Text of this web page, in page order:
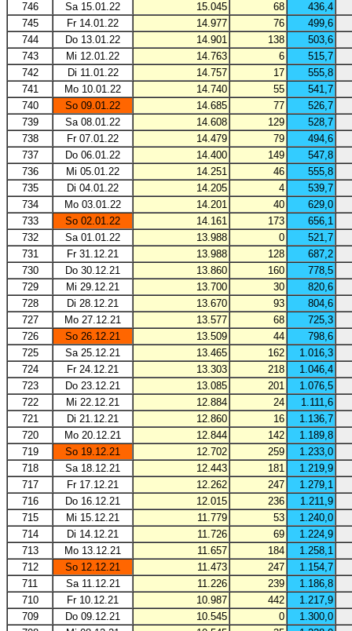
746
Sa 15.01.22 15.045 68
436,4
745
Fr 14.01.22 14.977 76
499,6
744
Do 13.01.22 14.901 138
503,6
743
Mi 12.01.22 14.763 6
515,7
742
Di 11.01.22 14.757 17
555,8
741
Mo 10.01.22 14.740 55
541,7
740
So 09.01.22 14.685 77
526,7
739
Sa 08.01.22 14.608 129
528,7
738
Fr 07.01.22 14.479 79
494,6
737
Do 06.01.22 14.400 149
547,8
736
Mi 05.01.22 14.251 46
555,8
735
Di 04.01.22 14.205 4
539,7
734
Mo 03.01.22 14.201 40
629,0
733
So 02.01.22 14.161 173
656,1
732
Sa 01.01.22 13.988 0
521,7
731
Fr 31.12.21 13.988 128
687,2
730
Do 30.12.21 13.860 160
778,5
729
Mi 29.12.21 13.700 30
820,6
728
Di 28.12.21 13.670 93
804,6
727
Mo 27.12.21 13.577 68
725,3
726
So 26.12.21 13.509 44
798,6
725
Sa 25.12.21 13.465 162
1.016,3
724
Fr 24.12.21 13.303 218
1.046,4
723
Do 23.12.21 13.085 201
1.076,5
722
Mi 22.12.21 12.884 24
1.111,6
721
Di 21.12.21 12.860 16
1.136,7
720
Mo 20.12.21 12.844 142
1.189,8
719
So 19.12.21 12.702 259
1.233,0
718
Sa 18.12.21 12.443 181
1.219,9
717
Fr 17.12.21 12.262 247
1.279,1
716
Do 16.12.21 12.015 236
1.211,9
715
Mi 15.12.21 11.779 53
1.240,0
714
Di 14.12.21 11.726 69
1.224,9
713
Mo 13.12.21 11.657 184
1.258,1
712
So 12.12.21 11.473 247
1.154,7
711
Sa 11.12.21 11.226 239
1.186,8
710
Fr 10.12.21 10.987 442
1.217,9
709
Do 09.12.21 10.545 0
1.300,0